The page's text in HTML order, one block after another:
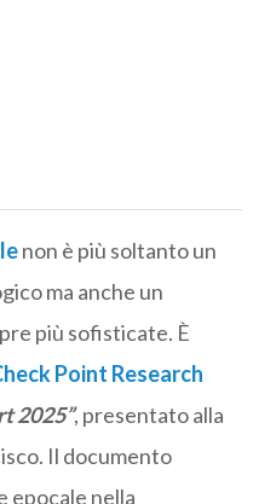
non è più soltanto un
ma anche un
più sofisticate. È
Point Research
2025”, presentato alla
Il documento
epocale nella